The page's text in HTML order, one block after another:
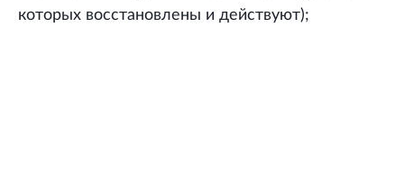
которых восстановлены и действуют);